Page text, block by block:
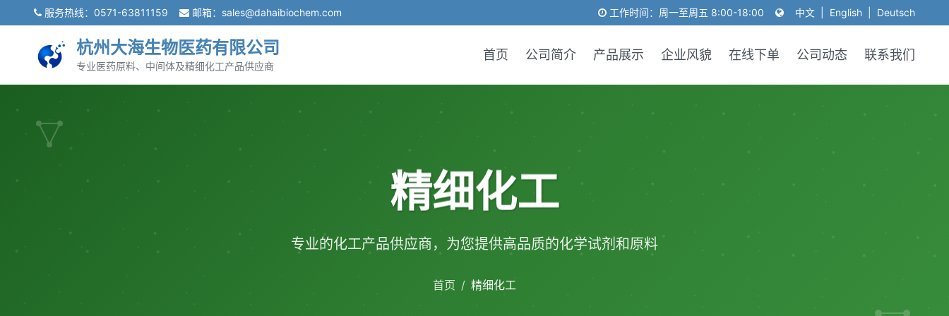
服务热线： 0571-63811159 邮箱： sales@dahaibiochem.com 工作时间：周一至周五 8:00-18:00 中文 English Deutsch
杭州大海生物医药有限公司
专业医药原料、中间体及精细化工产品供应商
首页 公司简介 产品展示 企业风貌 在线下单 公司动态 联系我们
精细化工
专业的化工产品供应商，为您提供高品质的化学试剂和原料
首页 / 精细化工